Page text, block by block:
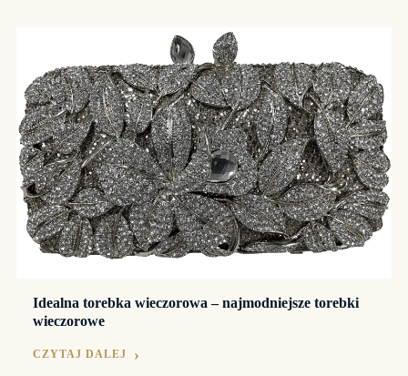
Idealna torebka wieczorowa – najmodniejsze torebki
wieczorowe
CZYTAJ DALEJ